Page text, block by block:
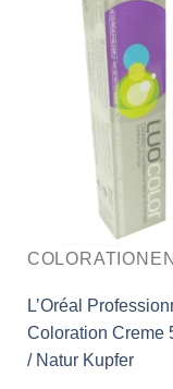
COLORATIONEN
L’Oréal
Coloration Creme
/ Natur Kupfer